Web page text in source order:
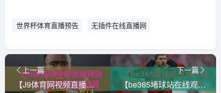
世界杯体育直播预告 无插件在线直播网
上一篇
【J9体育网视频直播网站】？2026年老球迷私藏的观赛秘籍曝光
下一篇
【be365堵球站在线观看免费直播站】！2026年体育迷必看的观赛指南